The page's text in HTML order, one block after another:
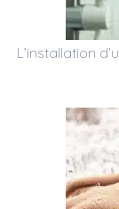
L’installation